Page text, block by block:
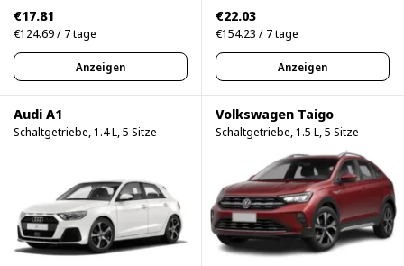
€17.81
€124.69 / 7 tage
Anzeigen
€22.03
€154.23 / 7 tage
Anzeigen
Audi A1
Schaltgetriebe, 1.4 L, 5 Sitze
Volkswagen Taigo
Schaltgetriebe, 1.5 L, 5 Sitze